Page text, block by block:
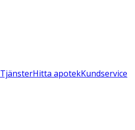
TjänsterHitta apotekKundservice